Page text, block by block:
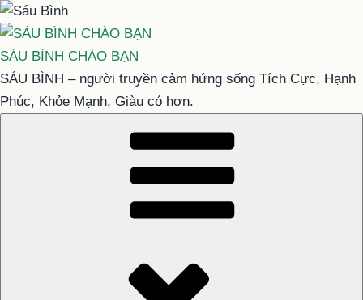
Chuyển
đến
phần
nội
dung
SÁU BÌNH CHÀO BẠN
SÁU BÌNH – người truyền cảm hứng sống Tích Cực, Hạnh
Phúc, Khỏe Mạnh, Giàu có hơn.